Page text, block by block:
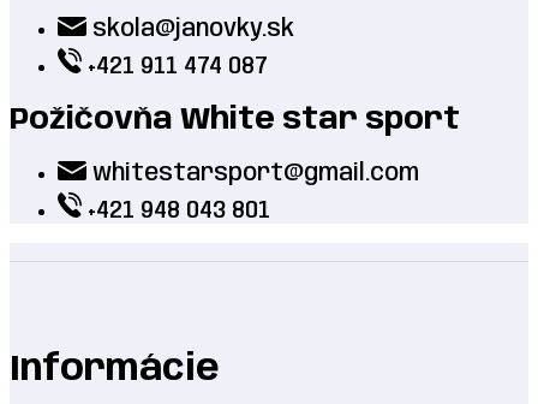
skola@janovky.sk
+421 911 474 087
Požičovňa White star sport
whitestarsport@gmail.com
+421 948 043 801
Informácie